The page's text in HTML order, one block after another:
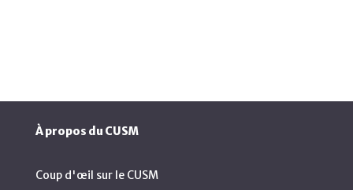
À propos du CUSM
Coup d'œil sur le CUSM